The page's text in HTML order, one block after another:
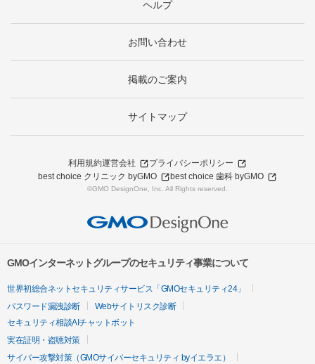
ヘルプ
お問い合わせ
掲載のご案内
サイトマップ
利用規約運営会社
プライバシーポリシー
best choice クリニック byGMO
best choice 歯科 byGMO
©GMO DesignOne, Inc. All Rights reserved.
GMOインターネットグループのセキュリティ事業について
世界初総合ネットセキュリティサービス「GMOセキュリティ24」
パスワード漏洩診断
Webサイトリスク診断
セキュリティ相談AIチャットボット
実在証明・盗聴対策
サイバー攻撃対策（GMOサイバーセキュリティ byイエラエ）